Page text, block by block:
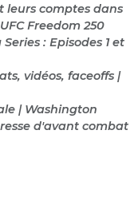
leurs comptes dans
Freedom 250
: Episodes 1 et
vidéos, faceoffs |
| Washington
d'avant combat